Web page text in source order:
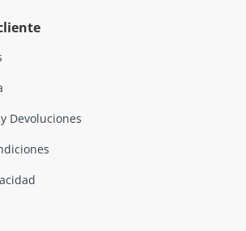
Devoluciones